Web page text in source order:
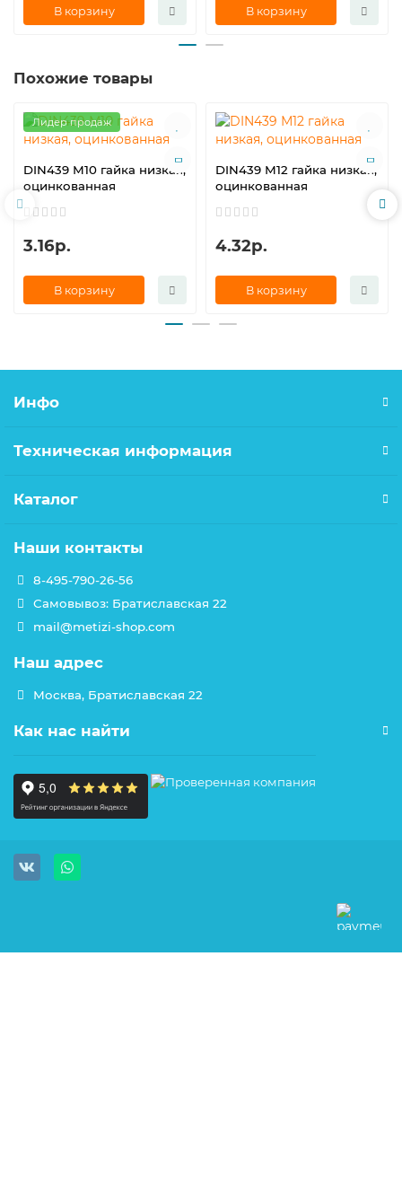
В корзину В корзину
Похожие товары
Лидер продаж
DIN439 М10 гайка низкая,
оцинкованная
3.16р.
В корзину
DIN439 М12 гайка низкая,
оцинкованная
4.32р.
В корзину
Инфо
Техническая информация
Каталог
Наши контакты
8-495-790-26-56
Самовывоз: Братиславская 22
mail@metizi-shop.com
Наш адрес
Москва, Братиславская 22
Как нас найти